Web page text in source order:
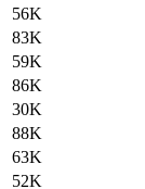
56K
83K
59K
86K
30K
88K
63K
52K